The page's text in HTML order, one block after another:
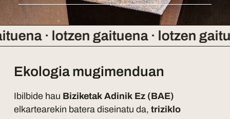
· lotzen gaituena · lotzen
Ekologia mugimenduan
Ibilbide hau Biziketak Adinik Ez (BAE)
elkartearekin batera diseinatu da, triziklo